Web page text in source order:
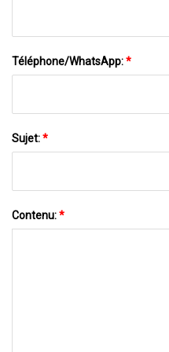
Téléphone/WhatsApp:*
Sujet:*
Contenu:*